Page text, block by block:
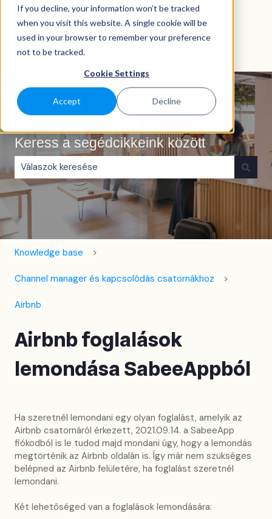
If you decline, your information won’t be tracked
when you visit this website. A single cookie will be
used in your browser to remember your preference
not to be tracked.
Cookie Settings
Accept Decline
MagyarAlmenü megjelenítése fordításokhoz
Keress a segédcikkeink között
Nincs javaslat, mert üres a keresőmező.
Knowledge base
Channel manager és kapcsolódás csatornákhoz
Airbnb
Airbnb foglalások
lemondása SabeeAppból
Ha szeretnél lemondani egy olyan foglalást, amelyik az
Airbnb csatornáról érkezett, 2021.09.14. a SabeeApp
fiókodból is le tudod majd mondani úgy, hogy a lemondás
megtörténik az Airbnb oldalán is. Így már nem szükséges
belépned az Airbnb felületére, ha foglalást szeretnél
lemondani.
Két lehetőséged van a foglalások lemondására: